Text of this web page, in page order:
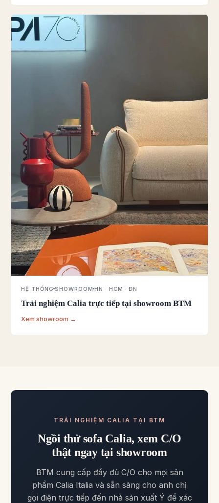
HỆ THỐNG SHOWROOM HN · HCM · ĐN
Trải nghiệm Calia trực tiếp tại showroom BTM
Xem showroom →
TRẢI NGHIỆM CALIA TẠI BTM
Ngồi thử sofa Calia, xem C/O
thật ngay tại showroom
BTM cung cấp đầy đủ C/O cho mọi sản
phẩm Calia Italia và sẵn sàng cho anh chị
gọi điện trực tiếp đến nhà sản xuất Ý để xác